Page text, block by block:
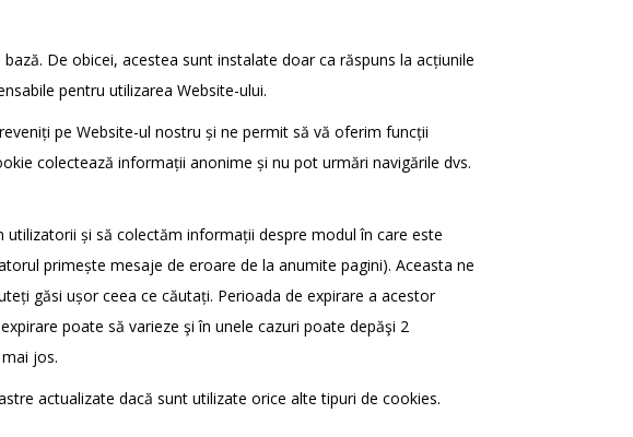
De obicei, acestea sunt instalate doar ca răspuns la acțiunile
pentru utilizarea Website-ului.
pe Website-ul nostru și ne permit să vă oferim funcții
colectează informații anonime și nu pot urmări navigările dvs.
și să colectăm informații despre modul în care este
primește mesaje de eroare de la anumite pagini). Aceasta ne
găsi ușor ceea ce căutați. Perioada de expirare a acestor
poate să varieze şi în unele cazuri poate depăşi 2
jos.
actualizate dacă sunt utilizate orice alte tipuri de cookies.